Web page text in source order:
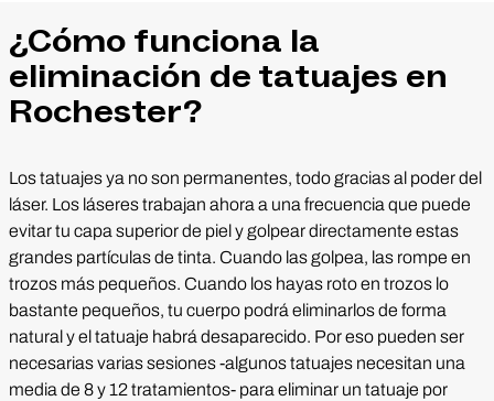
¿Cómo funciona la
eliminación de tatuajes en
Rochester?
Los tatuajes ya no son permanentes, todo gracias al poder del
láser. Los láseres trabajan ahora a una frecuencia que puede
evitar tu capa superior de piel y golpear directamente estas
grandes partículas de tinta. Cuando las golpea, las rompe en
trozos más pequeños. Cuando los hayas roto en trozos lo
bastante pequeños, tu cuerpo podrá eliminarlos de forma
natural y el tatuaje habrá desaparecido. Por eso pueden ser
necesarias varias sesiones -algunos tatuajes necesitan una
media de 8 y 12 tratamientos- para eliminar un tatuaje por